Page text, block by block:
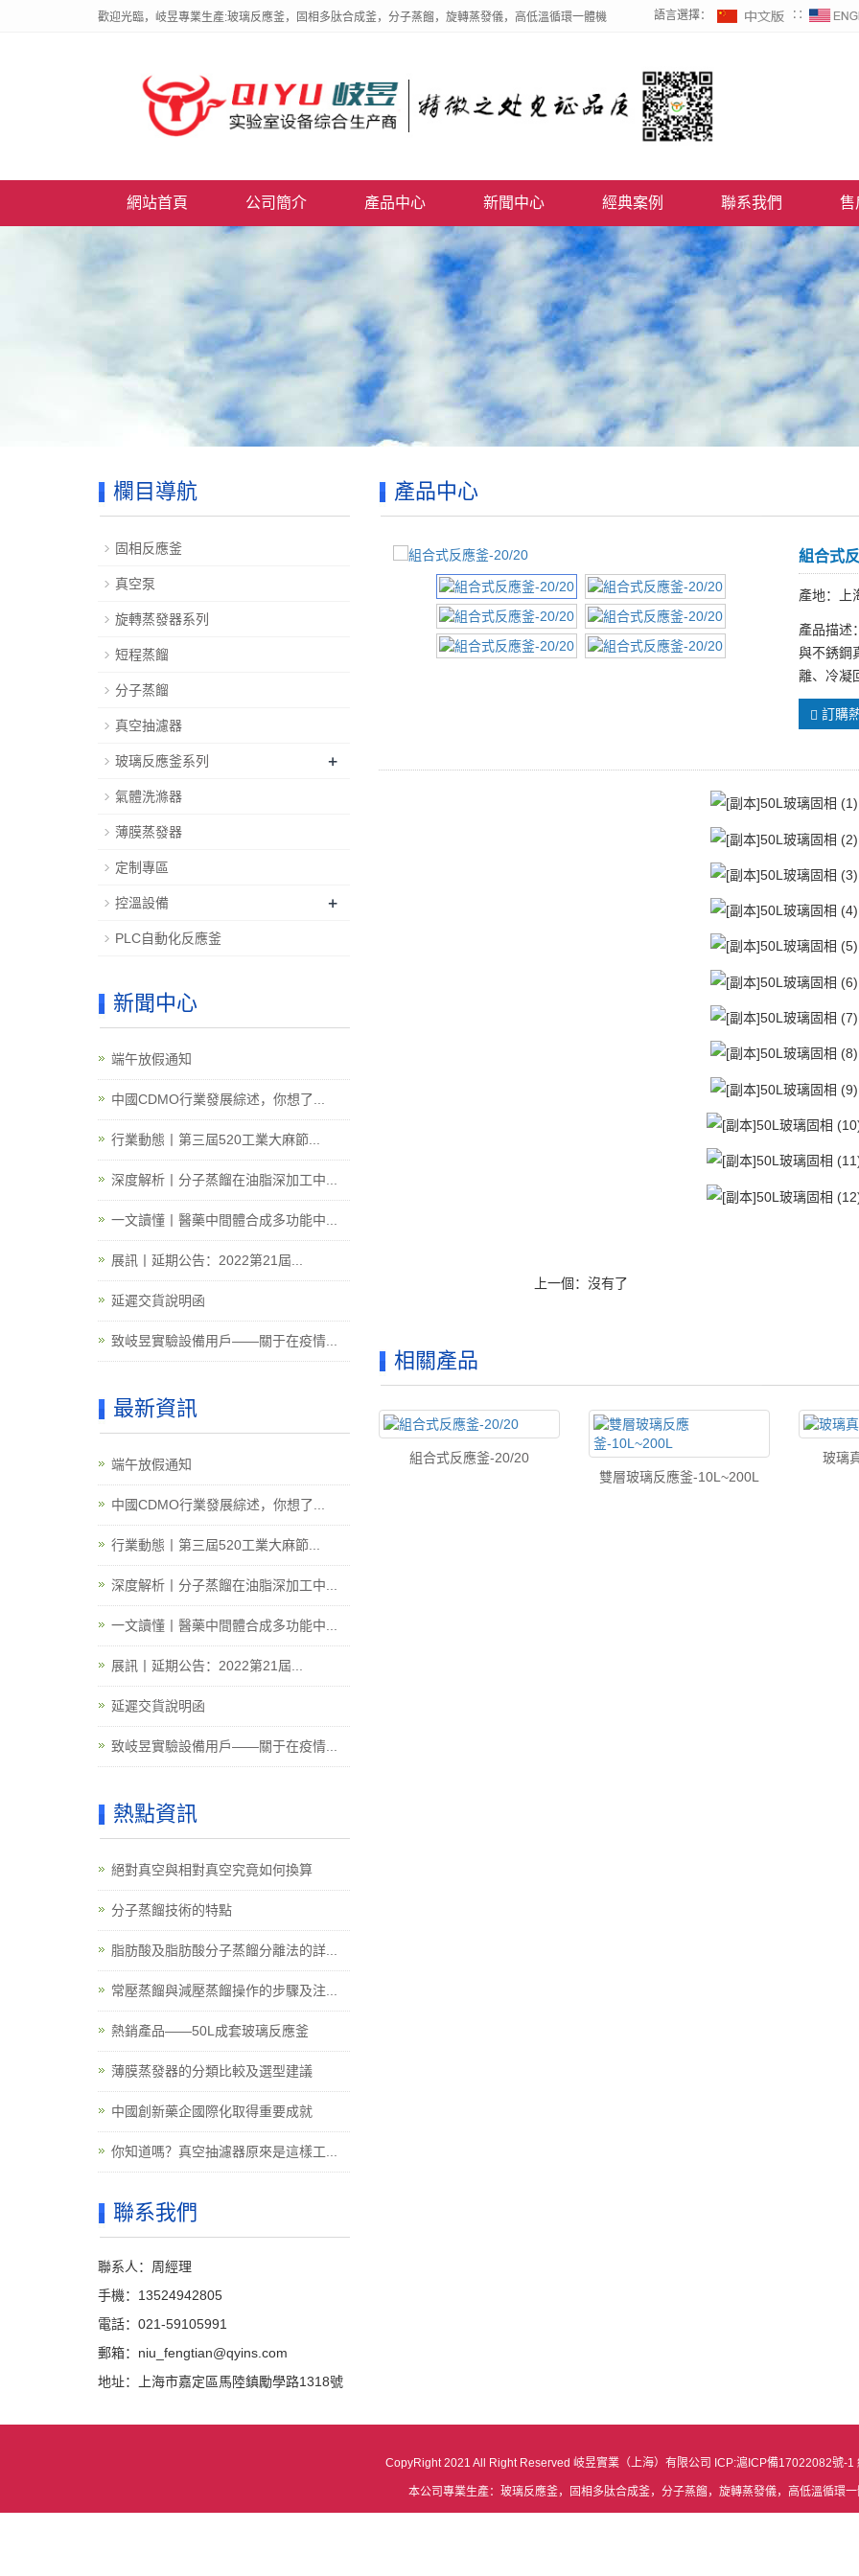
歡迎光臨，岐昱專業生產:玻璃反應釜，固相多肽合成釜，分子蒸餾，旋轉蒸發儀，高低溫循環一體機 語言選擇： ∷
網站首頁 公司簡介 產品中心 新聞中心 經典案例 聯系我們 售
產品中心
組合式
產地：上
產品描述
與不銹鋼
離、冷凝
訂購
上一個：沒有了
相關產品
組合式反應釜-20/20
雙層玻璃反應釜-10L~200L
玻璃
欄目導航
固相反應釜
真空泵
旋轉蒸發器系列
短程蒸餾
分子蒸餾
真空抽濾器
玻璃反應釜系列 +
氣體洗滌器
薄膜蒸發器
定制專區
控溫設備 +
PLC自動化反應釜
新聞中心
端午放假通知
中國CDMO行業發展綜述，你想了...
行業動態丨第三屆520工業大麻節...
深度解析丨分子蒸餾在油脂深加工中...
一文讀懂丨醫藥中間體合成多功能中...
展訊丨延期公告：2022第21屆...
延遲交貨說明函
致岐昱實驗設備用戶——關于在疫情...
最新資訊
端午放假通知
中國CDMO行業發展綜述，你想了...
行業動態丨第三屆520工業大麻節...
深度解析丨分子蒸餾在油脂深加工中...
一文讀懂丨醫藥中間體合成多功能中...
展訊丨延期公告：2022第21屆...
延遲交貨說明函
致岐昱實驗設備用戶——關于在疫情...
熱點資訊
絕對真空與相對真空究竟如何換算
分子蒸餾技術的特點
脂肪酸及脂肪酸分子蒸餾分離法的詳...
常壓蒸餾與減壓蒸餾操作的步驟及注...
熱銷產品——50L成套玻璃反應釜
薄膜蒸發器的分類比較及選型建議
中國創新藥企國際化取得重要成就
你知道嗎？真空抽濾器原來是這樣工...
聯系我們
聯系人：周經理
手機：13524942805
電話：021-59105991
郵箱：niu_fengtian@qyins.com
地址：上海市嘉定區馬陸鎮勵學路1318號
CopyRight 2021 All Right Reserved 岐昱實業（上海）有限公司 ICP:滬ICP備17022082號-1
本公司專業生產：玻璃反應釜，固相多肽合成釜，分子蒸餾，旋轉蒸發儀，高低溫循環